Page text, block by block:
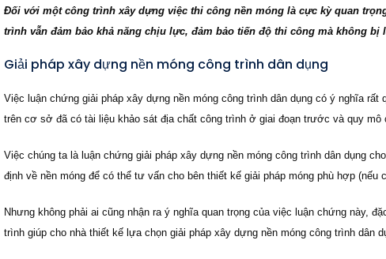
Đối với một công trình xây dựng việc thi công nền móng là cực kỳ quan
trình vẫn đảm bảo khả năng chịu lực, đảm bảo tiến độ thi công mà không bị
Giải pháp xây dựng nền móng công trình dân dụng
Việc luận chứng giải pháp xây dựng nền móng công trình dân dụng có ý nghĩa
trên cơ sở đã có tài liệu khảo sát địa chất công trình ở giai đoạn trước và quy mô
Việc chúng ta là luận chứng giải pháp xây dựng nền móng công trình dân dụng
định về nền móng để có thể tư vấn cho bên thiết kế giải pháp móng phù hợp (nếu
Nhưng không phải ai cũng nhận ra ý nghĩa quan trọng của việc luận chứng này,
trình giúp cho nhà thiết kế lựa chọn giải pháp xây dựng nền móng công trình dân